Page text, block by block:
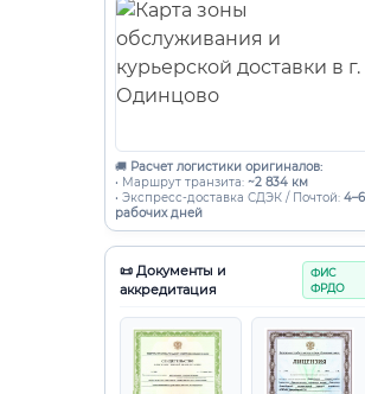
🚚 Расчет логистики оригиналов:
• Маршрут транзита: ~2 834 км
• Экспресс-доставка СДЭК / Почтой: 4–6
рабочих дней
📜 Документы и
аккредитация
ФИС
ФРДО